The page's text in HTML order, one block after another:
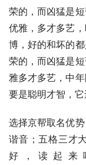
荣的，而凶猛是
优雅，多才多艺
博，好的和坏的
荣的，而凶猛是
雅多才多艺，中
要是聪明才智，它
选择京帮取名优
谐音；五格三才
好，读起来